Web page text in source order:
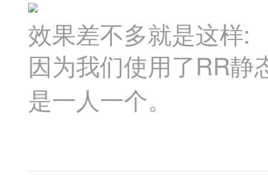
效果差不多就是这样:
因为我们使用了 RR静
是一人一个。